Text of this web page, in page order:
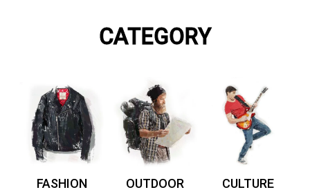
CATEGORY
FASHION OUTDOOR CULTURE